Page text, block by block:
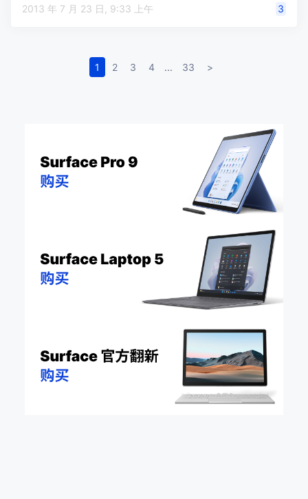
2013 年 7 月 23 日, 9:33 上午 3
1 2 3 4 ... 33 >